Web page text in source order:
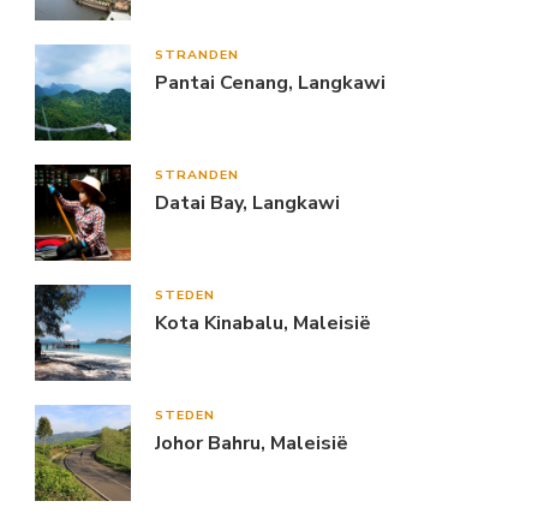
STRANDEN
Pantai Cenang, Langkawi
STRANDEN
Datai Bay, Langkawi
STEDEN
Kota Kinabalu, Maleisië
STEDEN
Johor Bahru, Maleisië